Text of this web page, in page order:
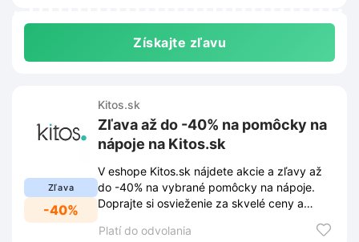
Získajte zľavu
Zľava
-40%
Kitos.sk
Zľava až do -40% na pomôcky na
nápoje na Kitos.sk
V eshope Kitos.sk nájdete akcie a zľavy až
do -40% na vybrané pomôcky na nápoje.
Doprajte si osvieženie za skvelé ceny a
Platí do odvolania